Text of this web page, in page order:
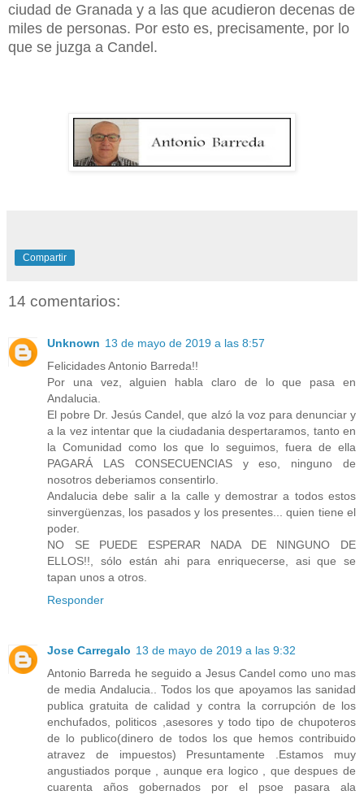
ciudad de Granada y a las que acudieron decenas de
miles de personas. Por esto es, precisamente, por lo
que se juzga a Candel.
Compartir
14 comentarios:
Unknown 13 de mayo de 2019 a las 8:57
Felicidades Antonio Barreda!!
Por una vez, alguien habla claro de lo que pasa en
Andalucia.
El pobre Dr. Jesús Candel, que alzó la voz para denunciar y
a la vez intentar que la ciudadania despertaramos, tanto en
la Comunidad como los que lo seguimos, fuera de ella
PAGARÁ LAS CONSECUENCIAS y eso, ninguno de
nosotros deberiamos consentirlo.
Andalucia debe salir a la calle y demostrar a todos estos
sinvergüenzas, los pasados y los presentes... quien tiene el
poder.
NO SE PUEDE ESPERAR NADA DE NINGUNO DE
ELLOS!!, sólo están ahi para enriquecerse, asi que se
tapan unos a otros.
Responder
Jose Carregalo 13 de mayo de 2019 a las 9:32
Antonio Barreda he seguido a Jesus Candel como uno mas
de media Andalucia.. Todos los que apoyamos las sanidad
publica gratuita de calidad y contra la corrupción de los
enchufados, politicos ,asesores y todo tipo de chupoteros
de lo publico(dinero de todos los que hemos contribuido
atravez de impuestos) Presuntamente .Estamos muy
angustiados porque , aunque era logico , que despues de
cuarenta años gobernados por el psoe pasara ala